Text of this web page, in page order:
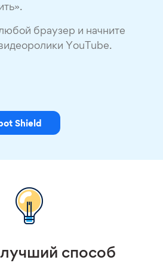
браузер и начните
YouTube.
Shield
способ